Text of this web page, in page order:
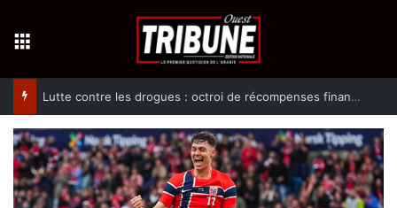
Lutte contre les drogues : octroi de récompenses financières aux dénonciateurs de trafiquants